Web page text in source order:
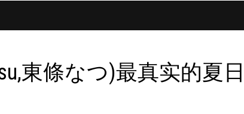
東條なつ)最真实的夏